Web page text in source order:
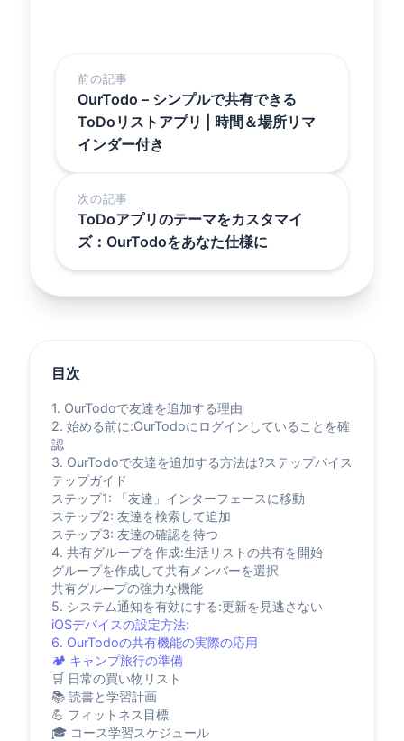
前の記事
OurTodo – シンプルで共有できる
ToDoリストアプリ | 時間＆場所リマ
インダー付き
次の記事
ToDoアプリのテーマをカスタマイ
ズ：OurTodoをあなた仕様に
目次
1. OurTodoで友達を追加する理由
2. 始める前に:OurTodoにログインしていることを確
認
3. OurTodoで友達を追加する方法は?ステップバイス
テップガイド
ステップ1: 「友達」インターフェースに移動
ステップ2: 友達を検索して追加
ステップ3: 友達の確認を待つ
4. 共有グループを作成:生活リストの共有を開始
グループを作成して共有メンバーを選択
共有グループの強力な機能
5. システム通知を有効にする:更新を見逃さない
iOSデバイスの設定方法:
6. OurTodoの共有機能の実際の応用
🏕️ キャンプ旅行の準備
🛒 日常の買い物リスト
📚 読書と学習計画
💪 フィットネス目標
🎓 コース学習スケジュール